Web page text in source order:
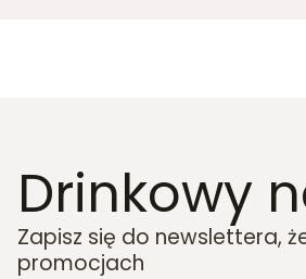
Drinkowy
Zapisz się do newslettera,
promocjach